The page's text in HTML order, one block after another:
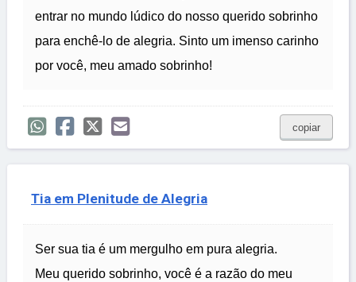
entrar no mundo lúdico do nosso querido sobrinho
para enchê-lo de alegria. Sinto um imenso carinho
por você, meu amado sobrinho!
copiar
Tia em Plenitude de Alegria
Ser sua tia é um mergulho em pura alegria.
Meu querido sobrinho, você é a razão do meu